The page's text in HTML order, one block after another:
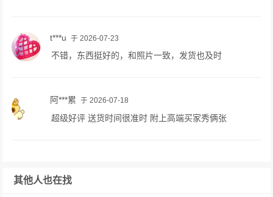
t***u 于 2026-07-23
不错，东西挺好的，和照片一致，发货也及时
阿***累 于 2026-07-18
超级好评 送货时间很准时 附上高端买家秀俩张
其他人也在找